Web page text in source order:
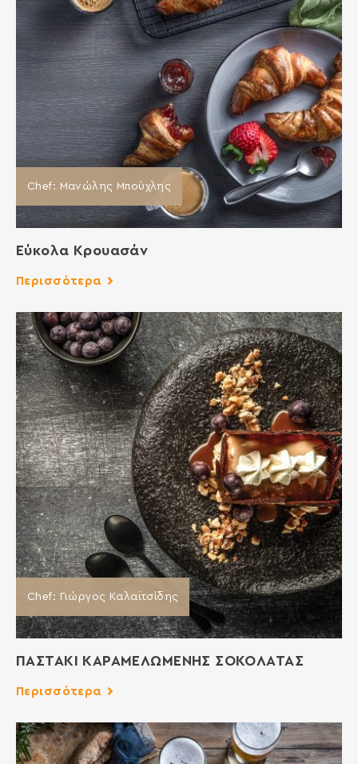
Chef: Μανώλης Μπούχλης
Εύκολα Κρουασάν
Περισσότερα
Chef: Γιώργος Καλαϊτσίδης
ΠΑΣΤΑΚΙ ΚΑΡΑΜΕΛΩΜΕΝΗΣ ΣΟΚΟΛΑΤΑΣ
Περισσότερα